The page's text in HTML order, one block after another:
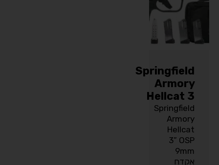
Springfield
Armory
Hellcat 3
Springfield
Armory
Hellcat
3” OSP
9mm
אקדח